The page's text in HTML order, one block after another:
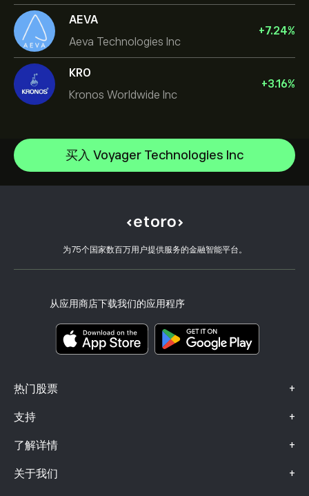
AEVA
Aeva Technologies Inc
+7.24%
KRO
Kronos Worldwide Inc
+3.16%
买入 Voyager Technologies Inc
为75个国家数百万用户提供服务的金融智能平台。
从应用商店下载我们的应用程序
热门股票 +
NVIDIA Corporation
Microsoft
Apple
支持 +
如何入金
如何出金
开设账户
客户端漏洞
了解详情 +
CopyTrading 简介
负责任交易
eToro Academy
关于我们 +
选择 eToro 的理由
我们的办事处
风险披露
关键信息文档
投诉信息（FCA 客户）
投资保险